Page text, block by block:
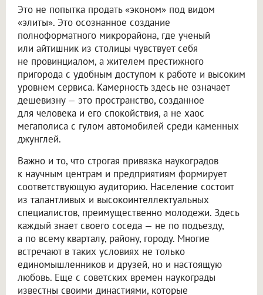
Это не попытка продать «эконом» под видом
«элиты». Это осознанное создание
полноформатного микрорайона, где ученый
или айтишник из столицы чувствует себя
не провинциалом, а жителем престижного
пригорода с удобным доступом к работе и высоким
уровнем сервиса. Камерность здесь не означает
дешевизну — это пространство, созданное
для человека и его спокойствия, а не хаос
мегаполиса с гулом автомобилей среди каменных
джунглей.
Важно и то, что строгая привязка наукоградов
к научным центрам и предприятиям формирует
соответствующую аудиторию. Население состоит
из талантливых и высокоинтеллектуальных
специалистов, преимущественно молодежи. Здесь
каждый знает своего соседа — не по подъезду,
а по всему кварталу, району, городу. Многие
встречают в таких условиях не только
единомышленников и друзей, но и настоящую
любовь. Еще с советских времен наукограды
известны своими династиями, которые